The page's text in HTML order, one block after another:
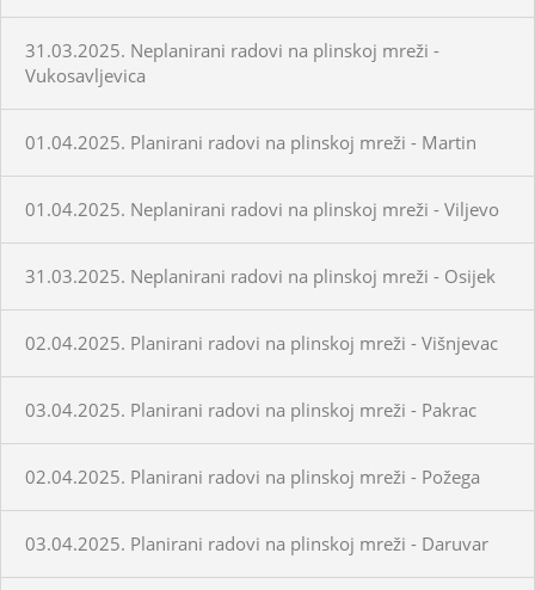
31.03.2025. Neplanirani radovi na plinskoj mreži -
Vukosavljevica
01.04.2025. Planirani radovi na plinskoj mreži - Martin
01.04.2025. Neplanirani radovi na plinskoj mreži - Viljevo
31.03.2025. Neplanirani radovi na plinskoj mreži - Osijek
02.04.2025. Planirani radovi na plinskoj mreži - Višnjevac
03.04.2025. Planirani radovi na plinskoj mreži - Pakrac
02.04.2025. Planirani radovi na plinskoj mreži - Požega
03.04.2025. Planirani radovi na plinskoj mreži - Daruvar